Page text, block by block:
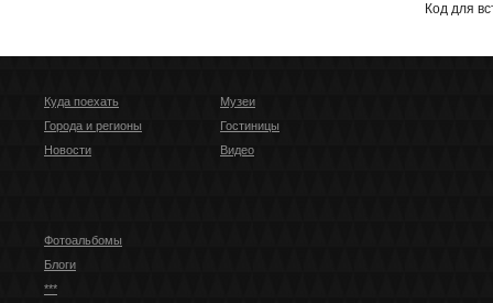
Кoд для
Куда поехать
Города и регионы
Новости
Музеи
Гостиницы
Видео
Фотоальбомы
Блоги
***